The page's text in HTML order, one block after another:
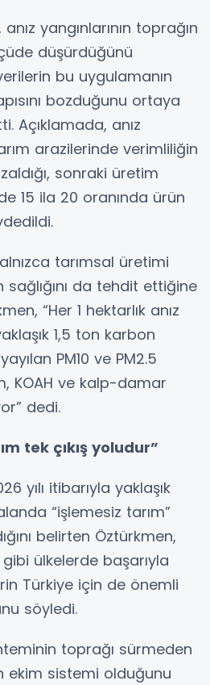
yangınlarının toprağın
düşürdüğünü
bu uygulamanın
bozduğunu ortaya
Açıklamada, anız
arazilerinde verimliliğin
sonraki üretim
15 ila 20 oranında ürün
tarımsal üretimi
da tehdit ettiğine
“Her 1 hektarlık anız
1,5 ton karbon
PM10 ve PM2.5
KOAH ve kalp-damar
dedi.
tek çıkış yoludur”
yılı itibarıyla yaklaşık
“işlemesiz tarım”
belirten Öztürkmen,
ülkelerde başarıyla
Türkiye için de önemli
söyledi.
toprağı sürmeden
ekim sistemi olduğunu